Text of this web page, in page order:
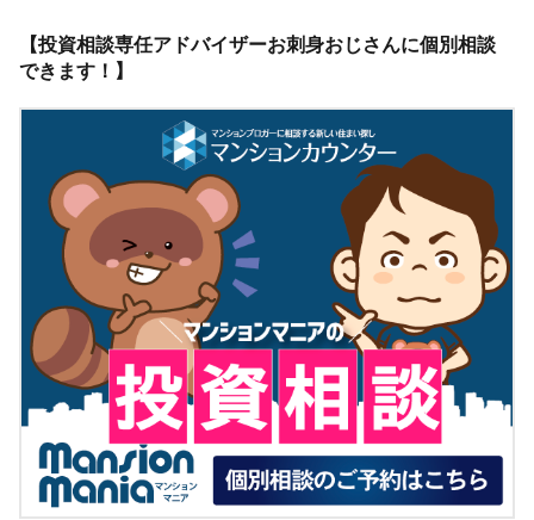
【投資相談専任アドバイザーお刺身おじさんに個別相談
できます！】